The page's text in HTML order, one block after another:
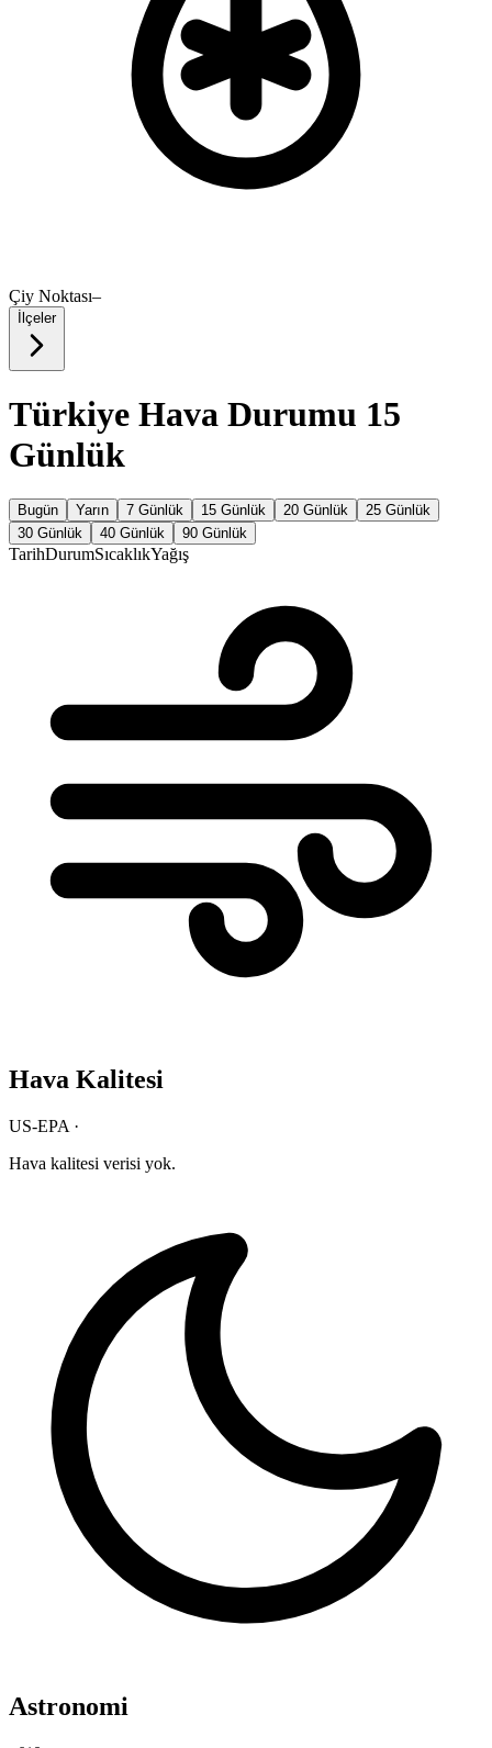
Çiy Noktası–
İlçeler
Türkiye Hava Durumu 15
Günlük
Bugün Yarın 7 Günlük 15 Günlük 20 Günlük
25 Günlük
30 Günlük
40 Günlük 90 Günlük
TarihDurumSıcaklıkYağış
Hava Kalitesi
US-EPA ·
Hava kalitesi verisi yok.
Astronomi